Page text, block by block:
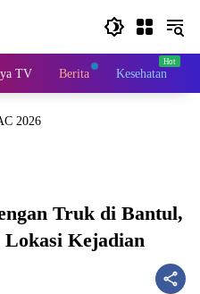
TV Berita Kesehatan
Truk di Bantul,
Lokasi Kejadian